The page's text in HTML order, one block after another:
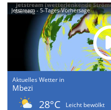
Jetstream - 5-Tages-Vorhersage
Aktuelles Wetter in
Mbezi
28°C
Leicht bewölkt